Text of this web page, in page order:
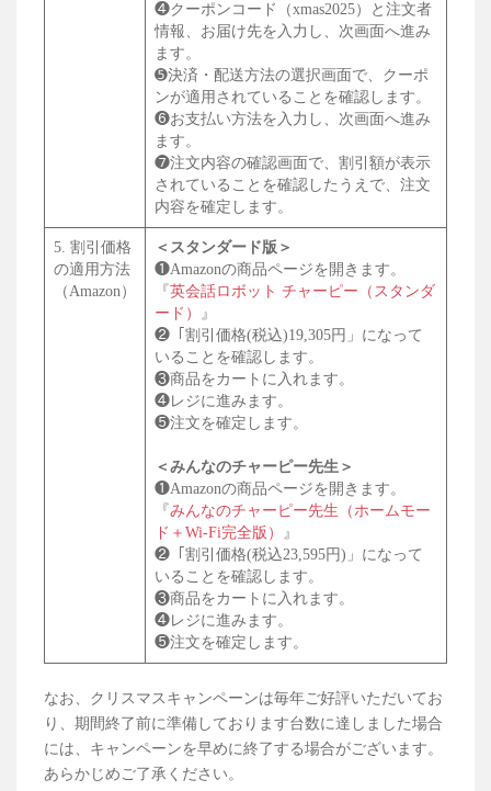
❹クーポンコード（xmas2025）と注文者
情報、お届け先を入力し、次画面へ進み
ます。
➎決済・配送方法の選択画面で、クーポ
ンが適用されていることを確認します。
❻お支払い方法を入力し、次画面へ進み
ます。
❼注文内容の確認画面で、割引額が表示
されていることを確認したうえで、注文
内容を確定します。
5. 割引価格
の適用方法
（Amazon）
＜スタンダード版＞
❶Amazonの商品ページを開きます。
『英会話ロボット チャーピー（スタンダ
ード）
』
❷「割引価格(税込)19,305円」になって
いることを確認します。
❸商品をカートに入れます。
❹レジに進みます。
❺注文を確定します。
＜みんなのチャーピー先生＞
❶Amazonの商品ページを開きます。
『みんなのチャーピー先生（ホームモー
ド＋Wi-Fi完全版）
』
❷「割引価格(税込23,595円)」になって
いることを確認します。
❸商品をカートに入れます。
❹レジに進みます。
❺注文を確定します。
なお、クリスマスキャンペーンは毎年ご好評いただいてお
り、期間終了前に準備しております台数に達しました場合
には、キャンペーンを早めに終了する場合がございます。
あらかじめご了承ください。